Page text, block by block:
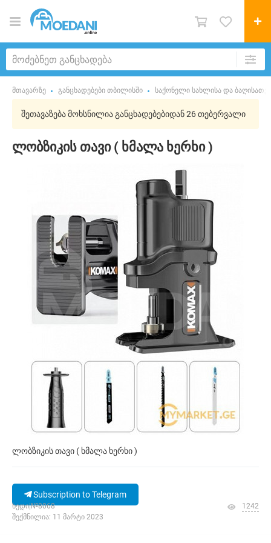
მთავარზე განცხადებები თბილისში საქონელი სახლისა და
შეთავაზება მოხსნილია განცხადებებიდან 26 თებერვალი
ლობზიკის თავი ( ხმალა ხერხი )
ლობზიკის თავი ( ხმალა ხერხი )
Subscription to Telegram
ხედი|№8068
შექმნილია: 11 მარტი 2023
1242